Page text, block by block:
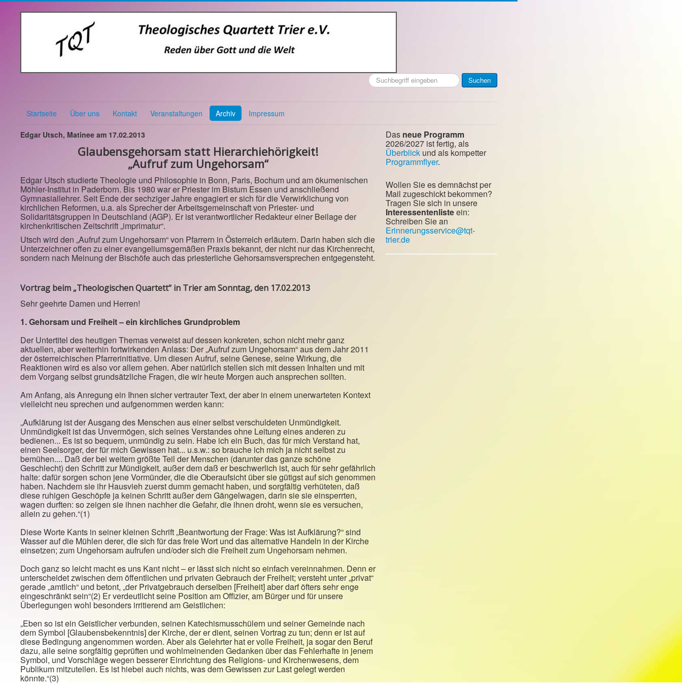
Suchen
...
Suchen
Startseite Über uns Kontakt Veranstaltungen Archiv Impressum
Edgar Utsch, Matinee am 17.02.2013
Glaubensgehorsam statt Hierarchiehörigkeit!
„Aufruf zum Ungehorsam“
Edgar Utsch studierte Theologie und Philosophie in Bonn, Paris, Bochum und am ökumenischen
Möhler-Institut in Paderborn. Bis 1980 war er Priester im Bistum Essen und anschließend
Gymnasiallehrer. Seit Ende der sechziger Jahre engagiert er sich für die Verwirklichung von
kirchlichen Reformen, u.a. als Sprecher der Arbeitsgemeinschaft von Priester- und
Solidaritätsgruppen in Deutschland (AGP). Er ist verantwortlicher Redakteur einer Beilage der
kirchenkritischen Zeitschrift „imprimatur“.
Utsch wird den „Aufruf zum Ungehorsam“ von Pfarrern in Österreich erläutern. Darin haben sich die
Unterzeichner offen zu einer evangeliumsgemäßen Praxis bekannt, der nicht nur das Kirchenrecht,
sondern nach Meinung der Bischöfe auch das priesterliche Gehorsamsversprechen entgegensteht.
Vortrag beim „Theologischen Quartett“ in Trier am Sonntag, den 17.02.2013
Sehr geehrte Damen und Herren!
1. Gehorsam und Freiheit – ein kirchliches Grundproblem
Der Untertitel des heutigen Themas verweist auf dessen konkreten, schon nicht mehr ganz
aktuellen, aber weiterhin fortwirkenden Anlass: Der „Aufruf zum Ungehorsam“ aus dem Jahr 2011
der österreichischen Pfarrerinitiative. Um diesen Aufruf, seine Genese, seine Wirkung, die
Reaktionen wird es also vor allem gehen. Aber natürlich stellen sich mit dessen Inhalten und mit
dem Vorgang selbst grundsätzliche Fragen, die wir heute Morgen auch ansprechen sollten.
Am Anfang, als Anregung ein Ihnen sicher vertrauter Text, der aber in einem unerwarteten Kontext
vielleicht neu sprechen und aufgenommen werden kann:
„Aufklärung ist der Ausgang des Menschen aus einer selbst verschuldeten Unmündigkeit.
Unmündigkeit ist das Unvermögen, sich seines Verstandes ohne Leitung eines anderen zu
bedienen... Es ist so bequem, unmündig zu sein. Habe ich ein Buch, das für mich Verstand hat,
einen Seelsorger, der für mich Gewissen hat... u.s.w.: so brauche ich mich ja nicht selbst zu
bemühen.... Daß der bei weitem größte Teil der Menschen (darunter das ganze schöne
Geschlecht) den Schritt zur Mündigkeit, außer dem daß er beschwerlich ist, auch für sehr gefährlich
halte: dafür sorgen schon jene Vormünder, die die Oberaufsicht über sie gütigst auf sich genommen
haben. Nachdem sie ihr Hausvieh zuerst dumm gemacht haben, und sorgfältig verhüteten, daß
diese ruhigen Geschöpfe ja keinen Schritt außer dem Gängelwagen, darin sie sie einsperrten,
wagen durften: so zeigen sie ihnen nachher die Gefahr, die ihnen droht, wenn sie es versuchen,
allein zu gehen.“(1)
Diese Worte Kants in seiner kleinen Schrift „Beantwortung der Frage: Was ist Aufklärung?“ sind
Wasser auf die Mühlen derer, die sich für das freie Wort und das alternative Handeln in der Kirche
einsetzen; zum Ungehorsam aufrufen und/oder sich die Freiheit zum Ungehorsam nehmen.
Doch ganz so leicht macht es uns Kant nicht – er lässt sich nicht so einfach vereinnahmen. Denn er
unterscheidet zwischen dem öffentlichen und privaten Gebrauch der Freiheit; versteht unter „privat“
gerade „amtlich“ und betont, „der Privatgebrauch derselben [Freiheit] aber darf öfters sehr enge
eingeschränkt sein“(2) Er verdeutlicht seine Position am Offizier, am Bürger und für unsere
Überlegungen wohl besonders irritierend am Geistlichen:
„Eben so ist ein Geistlicher verbunden, seinen Katechismusschülern und seiner Gemeinde nach
dem Symbol [Glaubensbekenntnis] der Kirche, der er dient, seinen Vortrag zu tun; denn er ist auf
diese Bedingung angenommen worden. Aber als Gelehrter hat er volle Freiheit, ja sogar den Beruf
dazu, alle seine sorgfältig geprüften und wohlmeinenden Gedanken über das Fehlerhafte in jenem
Symbol, und Vorschläge wegen besserer Einrichtung des Religions- und Kirchenwesens, dem
Publikum mitzuteilen. Es ist hiebei auch nichts, was dem Gewissen zur Last gelegt werden
könnte.“(3)
Das neue Programm
2026/2027 ist fertig, als
Überblick und als kompetter
Programmflyer.
Wollen Sie es demnächst per
Mail zugeschickt bekommen?
Tragen Sie sich in unsere
Interessentenlisteein:
Schreiben Sie an
Erinnerungsservice@tqt-
trier.de